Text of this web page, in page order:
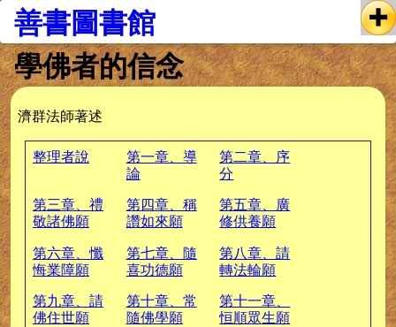
善書圖書館
學佛者的信念
濟群法師著述
整理者說
第一章、導
論
第二章、序
分
第三章、禮
敬諸佛願
第四章、稱
讚如來願
第五章、廣
修供養願
第六章、懺
悔業障願
第七章、隨
喜功德願
第八章、請
轉法輪願
第九章、請
佛住世願
第十章、常
隨佛學願
第十一章、
恒順眾生願